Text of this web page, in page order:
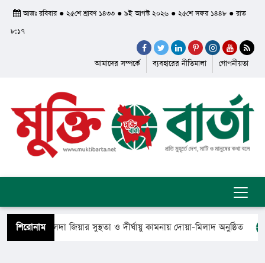
আজঃ রবিবার ● ২৫শে শ্রাবণ ১৪৩৩ ● ৯ই আগস্ট ২০২৬ ● ২৫শে সফর ১৪৪৮ ● রাত
৮:১৭
আমাদের সম্পর্কে ব্যবহারের নীতিমালা গোপনীয়তা
শিরোনামখালেদা জিয়ার সুস্থতা ও দীর্ঘায়ু কামনায় দোয়া-মিলাদ অনুষ্ঠিত